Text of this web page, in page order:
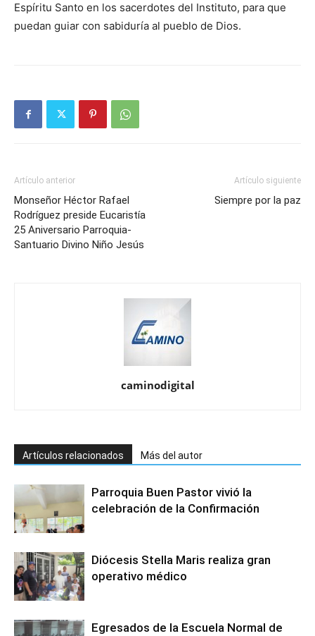
Espíritu Santo en los sacerdotes del Instituto, para que
puedan guiar con sabiduría al pueblo de Dios.
Artículo anterior
Monseñor Héctor Rafael
Rodríguez preside Eucaristía
25 Aniversario Parroquia-
Santuario Divino Niño Jesús
Artículo siguiente
Siempre por la paz
caminodigital
Artículos relacionados Más del autor
Parroquia Buen Pastor vivió la
celebración de la Confirmación
Diócesis Stella Maris realiza gran
operativo médico
Egresados de la Escuela Normal de